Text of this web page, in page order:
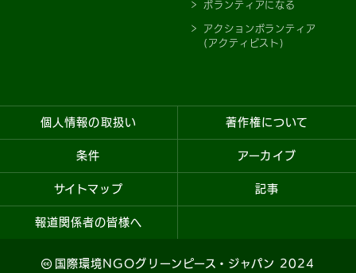
ボランティアになる
アクションボランティア
(アクティビスト)
個人情報の取扱い 著作権について
条件 アーカイブ
サイトマップ 記事
報道関係者の皆様へ
国際環境NGOグリーンピース・ジャパン 2024